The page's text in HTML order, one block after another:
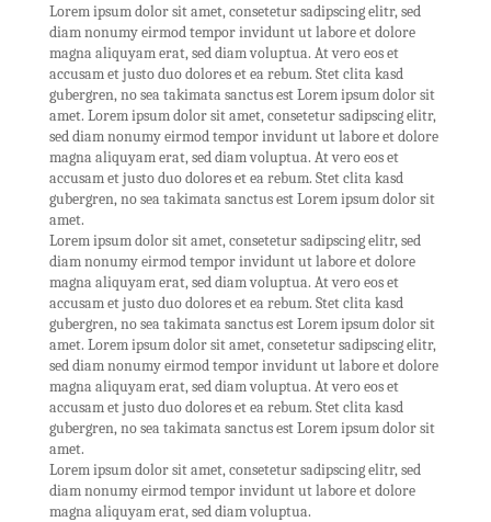
Lorem ipsum dolor sit amet, consetetur sadipscing elitr, sed
diam nonumy eirmod tempor invidunt ut labore et dolore
magna aliquyam erat, sed diam voluptua. At vero eos et
accusam et justo duo dolores et ea rebum. Stet clita kasd
gubergren, no sea takimata sanctus est Lorem ipsum dolor sit
amet. Lorem ipsum dolor sit amet, consetetur sadipscing elitr,
sed diam nonumy eirmod tempor invidunt ut labore et dolore
magna aliquyam erat, sed diam voluptua. At vero eos et
accusam et justo duo dolores et ea rebum. Stet clita kasd
gubergren, no sea takimata sanctus est Lorem ipsum dolor sit
amet.
Lorem ipsum dolor sit amet, consetetur sadipscing elitr, sed
diam nonumy eirmod tempor invidunt ut labore et dolore
magna aliquyam erat, sed diam voluptua. At vero eos et
accusam et justo duo dolores et ea rebum. Stet clita kasd
gubergren, no sea takimata sanctus est Lorem ipsum dolor sit
amet. Lorem ipsum dolor sit amet, consetetur sadipscing elitr,
sed diam nonumy eirmod tempor invidunt ut labore et dolore
magna aliquyam erat, sed diam voluptua. At vero eos et
accusam et justo duo dolores et ea rebum. Stet clita kasd
gubergren, no sea takimata sanctus est Lorem ipsum dolor sit
amet.
Lorem ipsum dolor sit amet, consetetur sadipscing elitr, sed
diam nonumy eirmod tempor invidunt ut labore et dolore
magna aliquyam erat, sed diam voluptua.